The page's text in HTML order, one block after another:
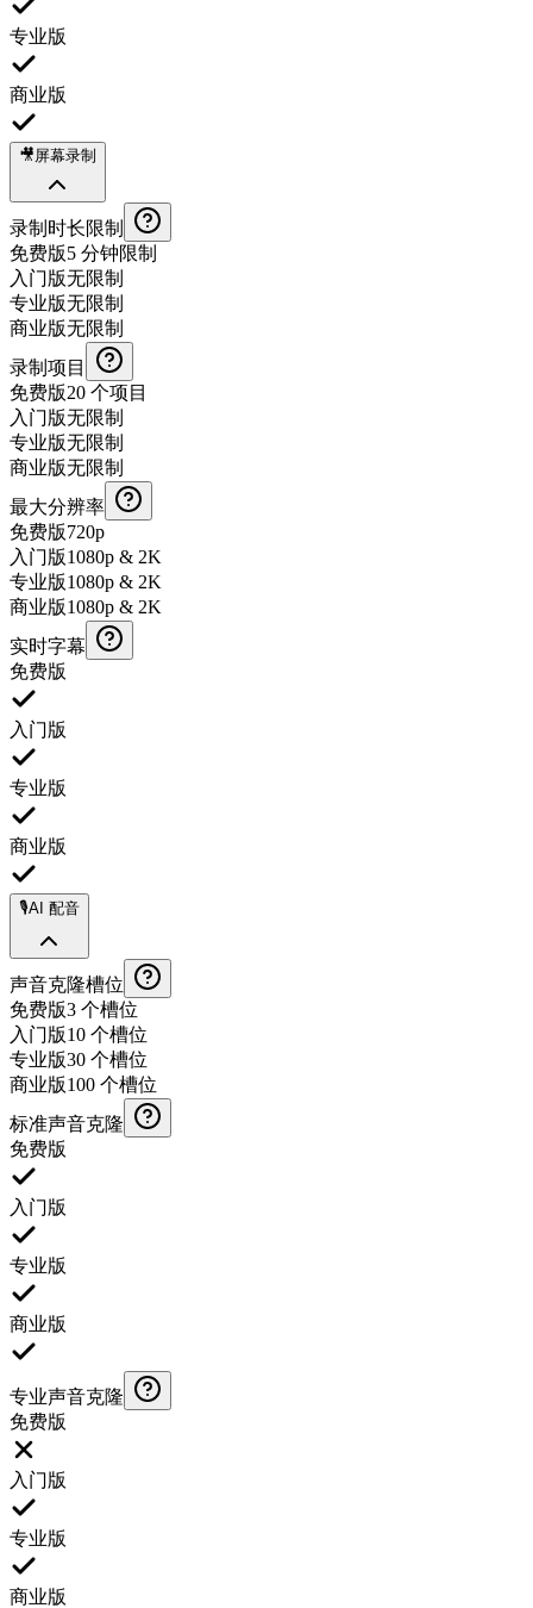
专业版
商业版
🎥屏幕录制
录制时长限制
免费版5 分钟限制
入门版无限制
专业版无限制
商业版无限制
录制项目
免费版20 个项目
入门版无限制
专业版无限制
商业版无限制
最大分辨率
免费版720p
入门版1080p & 2K
专业版1080p & 2K
商业版1080p & 2K
实时字幕
免费版
入门版
专业版
商业版
🎙️AI 配音
声音克隆槽位
免费版3 个槽位
入门版10 个槽位
专业版30 个槽位
商业版100 个槽位
标准声音克隆
免费版
入门版
专业版
商业版
专业声音克隆
免费版
入门版
专业版
商业版